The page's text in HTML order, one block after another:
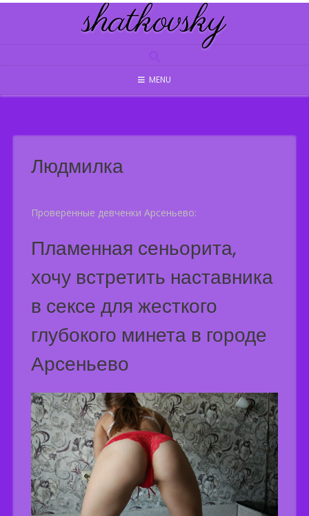
Skip
shatkovsky
MENU
Людмилка
Проверенные девченки Арсеньево:
Пламенная сеньорита,
хочу встретить наставника
в сексе для жесткого
глубокого минета в городе
Арсеньево